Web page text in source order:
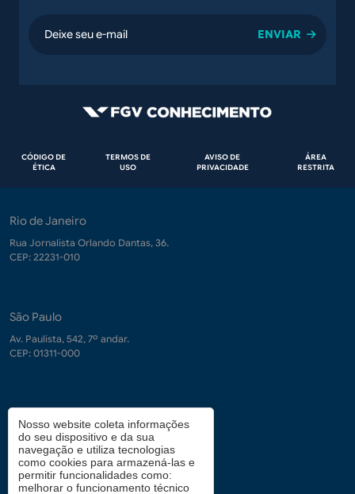
email
Rodapé
CÓDIGO DE
ÉTICA
TERMOS DE
USO
AVISO DE
PRIVACIDADE
ÁREA
RESTRITA
Rio de Janeiro
Rua Jornalista Orlando Dantas, 36.
CEP: 22231-010
São Paulo
Av. Paulista, 542, 7º andar.
CEP: 01311-000
Contrate-nos
demanda.conhecimento@fgv.br
+ 55 (21) 3799-6066
Nosso website coleta informações
do seu dispositivo e da sua
navegação e utiliza tecnologias
como cookies para armazená-las e
permitir funcionalidades como:
melhorar o funcionamento técnico